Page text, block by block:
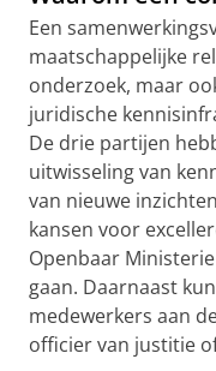
Een
maatschappelijke
onderzoek, maar
juridische
De drie partijen
uitwisseling van
van nieuwe
kansen voor
Openbaar
gaan. Daarnaast
medewerkers aan
officier van justitie